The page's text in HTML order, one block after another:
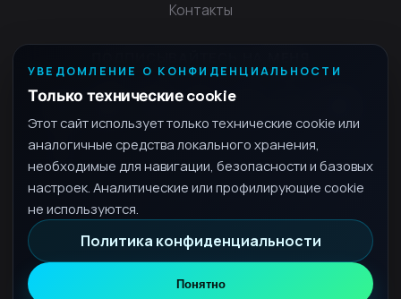
Контакты
политика конфиденциальности
УВЕДОМЛЕНИЕ О КОНФИДЕНЦИАЛЬНОСТИ
Только технические cookie
Этот сайт использует только технические cookie или
аналогичные средства локального хранения,
необходимые для навигации, безопасности и базовых
настроек. Аналитические или профилирующие cookie
не используются.
Политика конфиденциальности
Понятно